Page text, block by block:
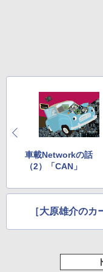
車載Networkの話
（2）「CAN」
［大原雄介の